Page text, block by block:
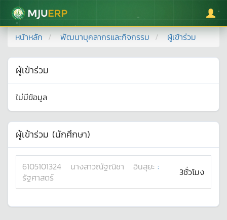
มหาวิทยาลัยแม่โจ้
หน้าหลัก พัฒนาบุคลากรและกิจกรรม ผู้เข้าร่วม
ผู้เข้าร่วม
ไม่มีข้อมูล
ผู้เข้าร่วม (นักศึกษา)
6105101324 นางสาวณัฐณิชา อินสุยะ :
รัฐศาสตร์
3ชั่วโมง